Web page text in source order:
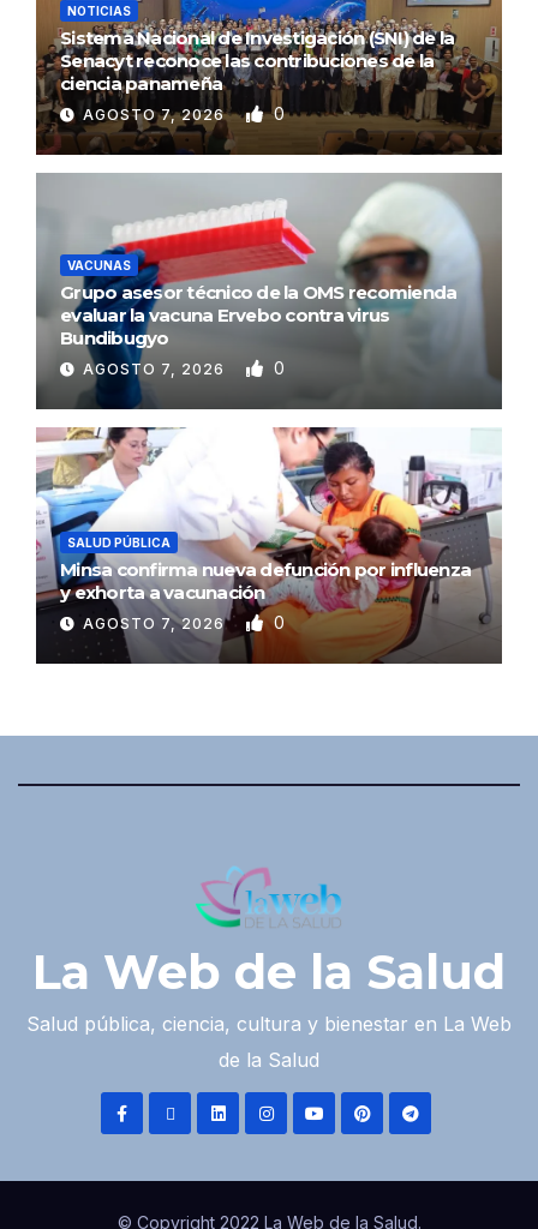
NOTICIAS
Sistema Nacional de Investigación (SNI) de la
Senacyt reconoce las contribuciones de la
ciencia panameña
AGOSTO 7, 2026 0
VACUNAS
Grupo asesor técnico de la OMS recomienda
evaluar la vacuna Ervebo contra virus
Bundibugyo
AGOSTO 7, 2026 0
SALUD PÚBLICA
Minsa confirma nueva defunción por influenza
y exhorta a vacunación
AGOSTO 7, 2026 0
La Web de la Salud
Salud pública, ciencia, cultura y bienestar en La Web
de la Salud
© Copyright 2022 La Web de la Salud.